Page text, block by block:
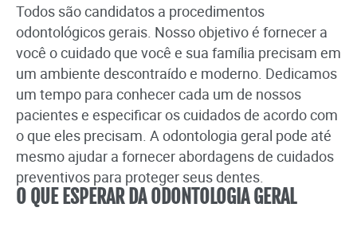
Todos são candidatos a procedimentos
odontológicos gerais. Nosso objetivo é fornecer a
você o cuidado que você e sua família precisam em
um ambiente descontraído e moderno. Dedicamos
um tempo para conhecer cada um de nossos
pacientes e especificar os cuidados de acordo com
o que eles precisam. A odontologia geral pode até
mesmo ajudar a fornecer abordagens de cuidados
preventivos para proteger seus dentes.
O QUE ESPERAR DA ODONTOLOGIA GERAL